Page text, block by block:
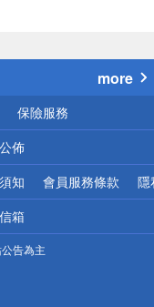
more
保險服務
佈
知 會員服務條款 隱
箱
告為主